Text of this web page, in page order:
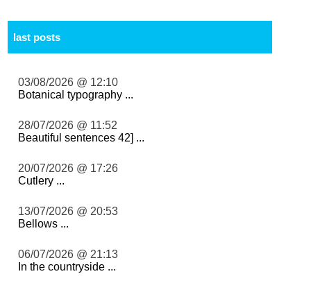
last posts
03/08/2026 @ 12:10
Botanical typography ...
28/07/2026 @ 11:52
Beautiful sentences 42] ...
20/07/2026 @ 17:26
Cutlery ...
13/07/2026 @ 20:53
Bellows ...
06/07/2026 @ 21:13
In the countryside ...